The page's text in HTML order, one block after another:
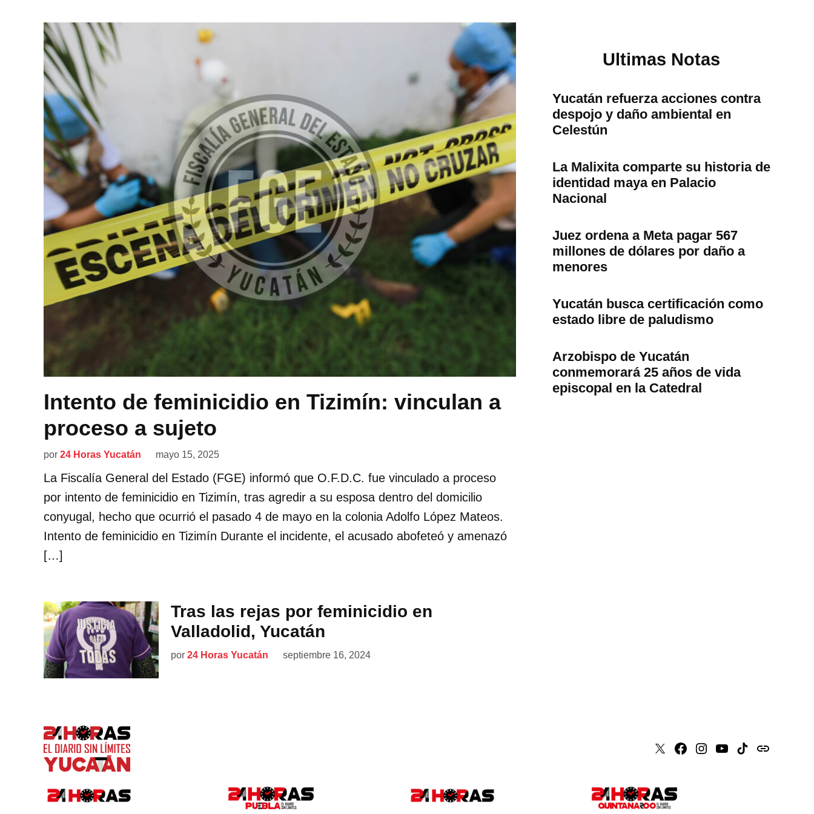
Intento de feminicidio en Tizimín: vinculan a
proceso a sujeto
por 24 Horas Yucatán mayo 15, 2025
La Fiscalía General del Estado (FGE) informó que O.F.D.C. fue vinculado a proceso
por intento de feminicidio en Tizimín, tras agredir a su esposa dentro del domicilio
conyugal, hecho que ocurrió el pasado 4 de mayo en la colonia Adolfo López Mateos.
Intento de feminicidio en Tizimín Durante el incidente, el acusado abofeteó y amenazó
[…]
Tras las rejas por feminicidio en
Valladolid, Yucatán
por 24 Horas Yucatán septiembre 16, 2024
Ultimas Notas
Yucatán refuerza acciones contra
despojo y daño ambiental en
Celestún
La Malixita comparte su historia de
identidad maya en Palacio
Nacional
Juez ordena a Meta pagar 567
millones de dólares por daño a
menores
Yucatán busca certificación como
estado libre de paludismo
Arzobispo de Yucatán
conmemorará 25 años de vida
episcopal en la Catedral
X Faceboook
Instagram
Youtube
Tiktokissuu